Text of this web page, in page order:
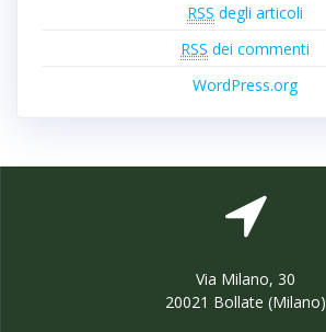
RSS degli articoli
RSS dei commenti
WordPress.org
Via Milano, 30
20021 Bollate (Milano)